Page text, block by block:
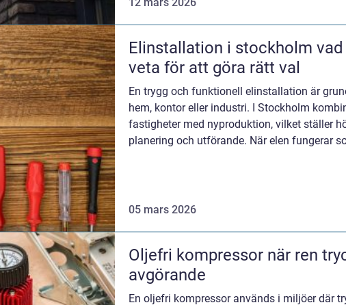
Elinstallation i stockholm vad du behöver
veta för att göra rätt val
En trygg och funktionell elinstallation är
hem, kontor eller industri. I Stockholm
fastigheter med nyproduktion, vilket ställer
planering och utförande. När elen fungerar
05 mars 2026
Oljefri kompressor när ren tryckluft är
avgörande
En oljefri kompressor används i miljöer där